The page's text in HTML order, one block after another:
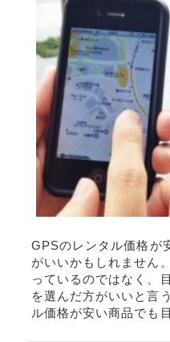
GPSのレンタル価格が
がいいかもしれません
っているのではなく、
を選んだ方がいいと言
ル価格が安い商品でも